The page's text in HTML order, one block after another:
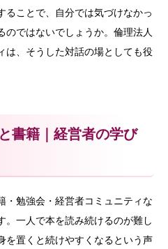
ることで、自分では気づけなかっ
のではないでしょうか。倫理法人
は、そうした対話の場としても役
書籍｜経営者の学び
・勉強会・経営者コミュニティな
。一人で本を読み続けるのが難し
を置くと続けやすくなるという声